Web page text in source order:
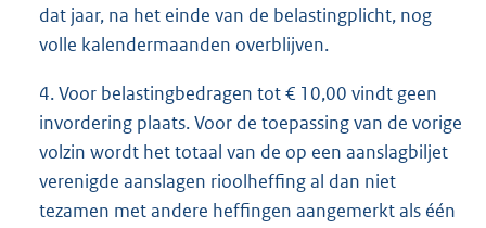
dat jaar, na het einde van de belastingplicht, nog
volle kalendermaanden overblijven.
4. Voor belastingbedragen tot € 10,00 vindt geen
invordering plaats. Voor de toepassing van de vorige
volzin wordt het totaal van de op een aanslagbiljet
verenigde aanslagen rioolheffing al dan niet
tezamen met andere heffingen aangemerkt als één